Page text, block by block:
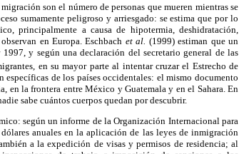
son el número de personas que mueren mientras se
sumamente peligroso y arriesgado: se estima que por lo
principalmente a causa de hipotermia, deshidratación,
en Europa. Eschbach et al. (1999) estiman que un
y según una declaración del secretario general de las
en su mayor parte al intentar cruzar el Estrecho de
de los países occidentales: el mismo documento
en la frontera entre México y Guatemala y en el Sahara. En
sabe cuántos cuerpos quedan por descubrir.
según un informe de la Organización Internacional para
anuales en la aplicación de las leyes de inmigración
a la expedición de visas y permisos de residencia; al